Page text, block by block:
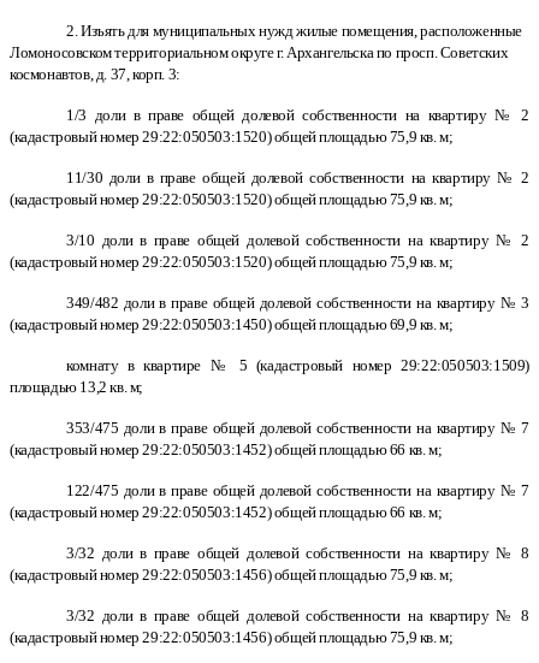
2. Изъять для муниципальных нужд жилые помещения, расположенные
Ломоносовском территориальном округе г. Архангельска по просп. Советских
космонавтов, д. 37, корп. 3:
1/3 доли в праве общей долевой собственности на квартиру № 2
(кадастровый номер 29:22:050503:1520) общей площадью 75,9 кв. м;
11/30 доли в праве общей долевой собственности на квартиру № 2
(кадастровый номер 29:22:050503:1520) общей площадью 75,9 кв. м;
3/10 доли в праве общей долевой собственности на квартиру № 2
(кадастровый номер 29:22:050503:1520) общей площадью 75,9 кв. м;
349/482 доли в праве общей долевой собственности на квартиру № 3
(кадастровый номер 29:22:050503:1450) общей площадью 69,9 кв. м;
комнату в квартире № 5 (кадастровый номер 29:22:050503:1509)
площадью 13,2 кв. м;
353/475 доли в праве общей долевой собственности на квартиру № 7
(кадастровый номер 29:22:050503:1452) общей площадью 66 кв. м;
122/475 доли в праве общей долевой собственности на квартиру № 7
(кадастровый номер 29:22:050503:1452) общей площадью 66 кв. м;
3/32 доли в праве общей долевой собственности на квартиру № 8
(кадастровый номер 29:22:050503:1456) общей площадью 75,9 кв. м;
3/32 доли в праве общей долевой собственности на квартиру № 8
(кадастровый номер 29:22:050503:1456) общей площадью 75,9 кв. м;